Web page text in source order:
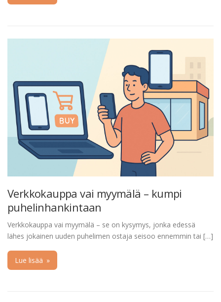
Verkkokauppa vai myymälä – kumpi
puhelinhankintaan
Verkkokauppa vai myymälä – se on kysymys, jonka edessä
lähes jokainen uuden puhelimen ostaja seisoo ennemmin tai […]
Lue lisää »